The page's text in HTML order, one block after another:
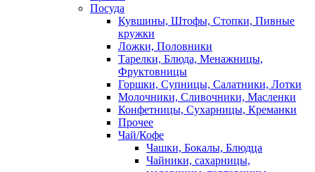
Посуда
Кувшины, Штофы, Стопки, Пивные
кружки
Ложки, Половники
Тарелки, Блюда, Менажницы,
Фруктовницы
Горшки, Супницы, Салатники, Лотки
Молочники, Сливочники, Масленки
Конфетницы, Сухарницы, Креманки
Прочее
Чай/Кофе
Чашки, Бокалы, Блюдца
Чайники, сахарницы,